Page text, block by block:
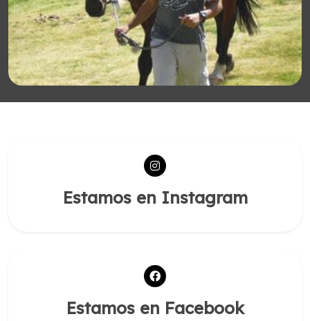
Estamos en Instagram
Estamos en Facebook